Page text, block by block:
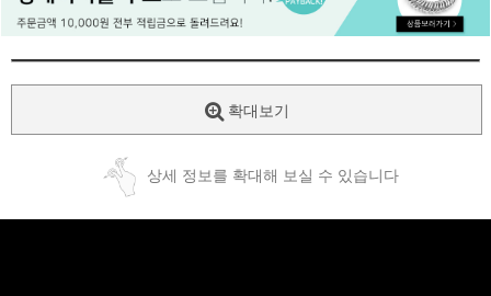
페이코 ID로
PAYCO 바로
확대보기
상세 정보를 확대해 보실 수 있습니다